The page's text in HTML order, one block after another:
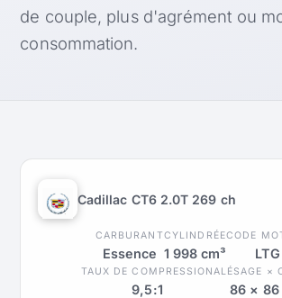
de couple, plus d'agrément ou
consommation.
Cadillac CT6 2.0T 269 ch
CARBURANT
Essence
CYLINDRÉE
1 998 cm³
CODE
LTG
TAUX DE COMPRESSION
9,5:1
ALÉSAGE ×
86 × 86